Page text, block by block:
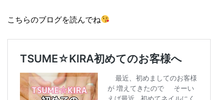
こちらのブログを読んでね